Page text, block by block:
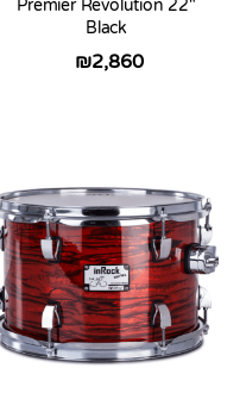
Premier Revolution 22″
Black
₪2,860